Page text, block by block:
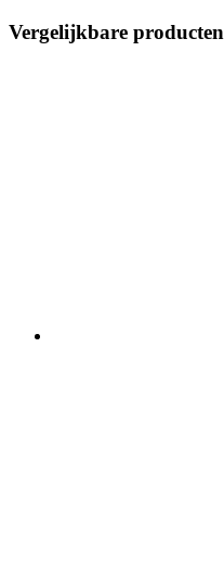
Vergelijkbare producten